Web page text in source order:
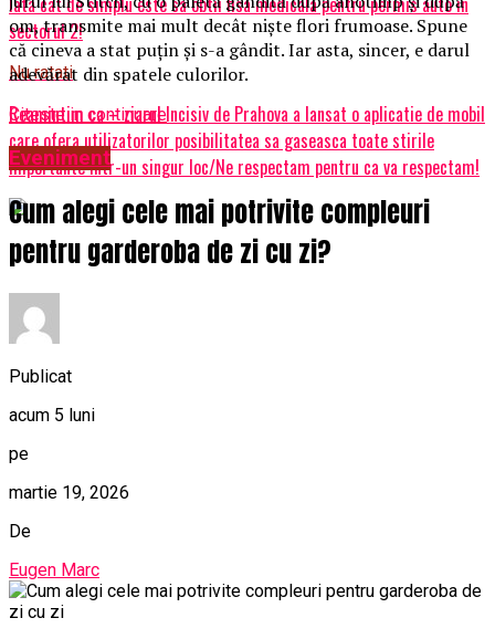
sectorul 2!
Nu ratati
Reamintim ca – ziarul Incisiv de Prahova a lansat o aplicatie de mobil
care ofera utilizatorilor posibilitatea sa gaseasca toate stirile
importante intr-un singur loc/Ne respectam pentru ca va respectam!
om, transmite mai mult decât niște flori frumoase. Spune
că cineva a stat puțin și s-a gândit. Iar asta, sincer, e darul
adevărat din spatele culorilor.
Citeste in continuare
Eveniment
Cum alegi cele mai potrivite compleuri
pentru garderoba de zi cu zi?
Publicat
acum 5 luni
pe
martie 19, 2026
De
Eugen Marc